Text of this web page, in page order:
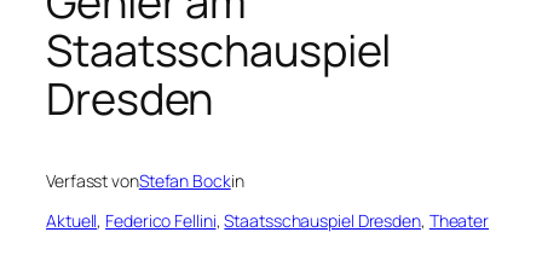
Staatsschauspiel
Dresden
Verfasst vonStefan Bockin
Aktuell, Federico Fellini, Staatsschauspiel Dresden, Theater